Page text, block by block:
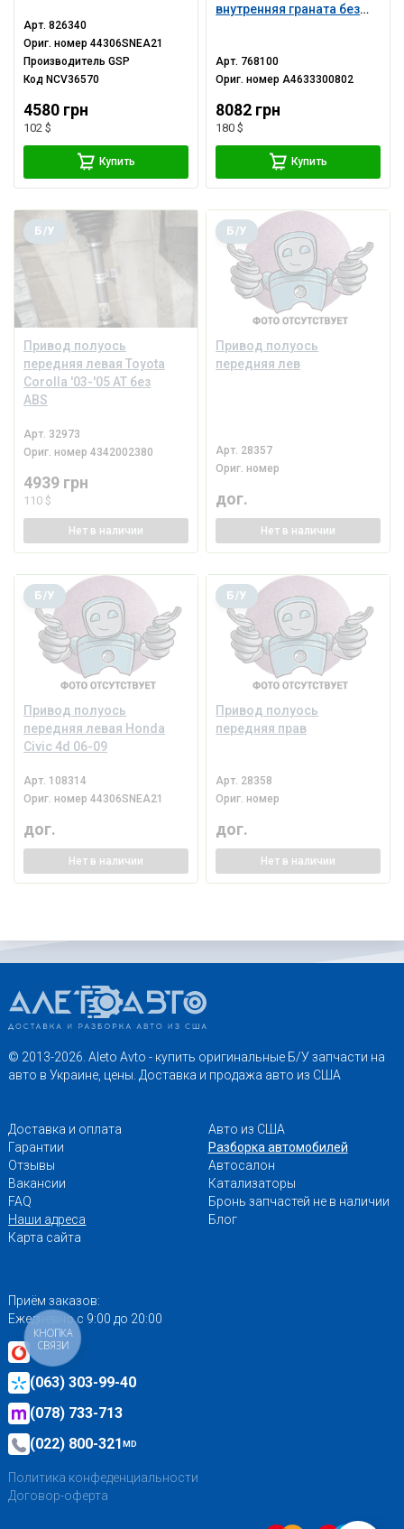
Арт.826340
Ориг. номер44306SNEA21
ПроизводительGSP
Код NCV36570
4580 грн
102 $
Купить
внутренняя граната без
Арт. 768100
Ориг. номерA4633300802
8082 грн
180 $
Купить
Привод полуось
передняя левая Toyota
Corolla '03-'05 AT без
ABS
Б/У
Арт. 32973
Ориг. номер4342002380
4939 грн
110 $
Нет в наличии
Привод полуось
передняя лев
Б/У
Арт. 28357
Ориг. номер
дог.
Нет в наличии
Привод полуось
передняя левая Honda
Civic 4d 06-09
Б/У
Арт. 108314
Ориг. номер44306SNEA21
дог.
Нет в наличии
Привод полуось
передняя прав
Б/У
Арт. 28358
Ориг. номер
дог.
Нет в наличии
© 2013-2026. Aleto Avto - купить оригинальные Б/У запчасти на
авто в Украине, цены. Доставка и продажа авто из США
Доставка и оплата
Гарантии
Отзывы
Вакансии
FAQ
Наши адреса
Карта сайта
Авто из США
Разборка автомобилей
Автосалон
Катализаторы
Бронь запчастей не в наличии
Блог
Приём заказов:
Ежедневно с 9:00 до 20:00
(063) 303-99-40
(078) 733-713
(022) 800-321MD
Политика конфеденциальности
Договор-оферта
КНОПКА
СВЯЗИ